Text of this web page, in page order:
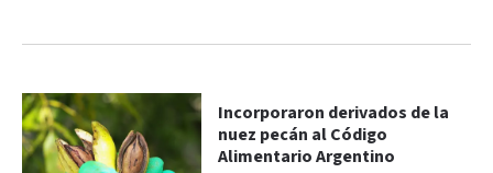
Incorporaron derivados de la
nuez pecán al Código
Alimentario Argentino